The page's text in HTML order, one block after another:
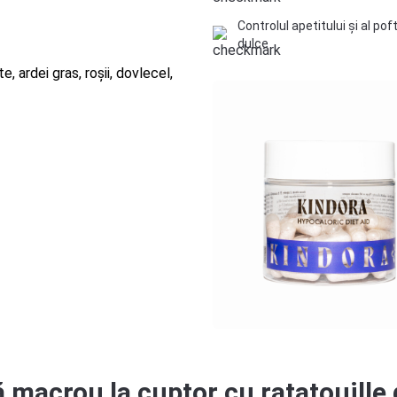
ardei gras, roșii, dovlecel,
Controlul apetitului și al
dulce